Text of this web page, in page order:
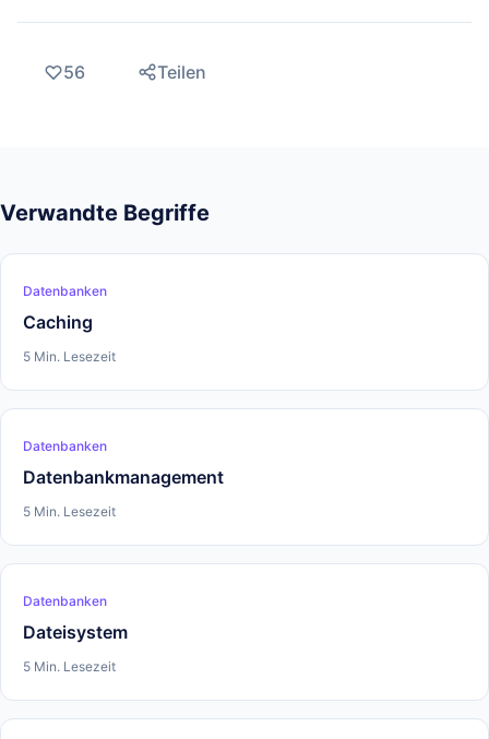
56 Teilen
Verwandte Begriffe
Datenbanken
Caching
5 Min. Lesezeit
Datenbanken
Datenbankmanagement
5 Min. Lesezeit
Datenbanken
Dateisystem
5 Min. Lesezeit